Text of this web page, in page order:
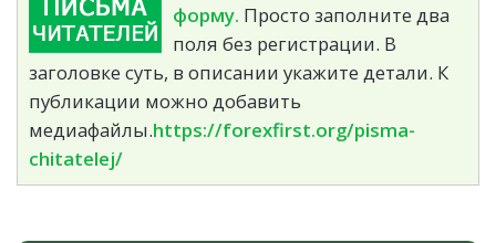
форму. Просто заполните два
поля без регистрации. В
заголовке суть, в описании укажите детали. К
публикации можно добавить
медиафайлы.https://forexfirst.org/pisma-
chitatelej/